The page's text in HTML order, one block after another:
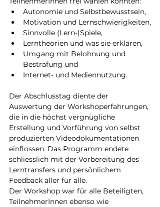
Autonomie und Selbstbewusstsein,
Motivation und Lernschwierigkeiten,
Sinnvolle (Lern-)Spiele,
Lerntheorien und was sie erklären,
Umgang mit Belohnung und
Bestrafung und
Internet- und Mediennutzung.
Der Abschlusstag diente der
Auswertung der Workshoperfahrungen,
die in die höchst vergnügliche
Erstellung und Vorführung von selbst
produzierten Videodokumentationen
einflossen. Das Programm endete
schliesslich mit der Vorbereitung des
Lerntransfers und persönlichem
Feedback aller für alle.
Der Workshop war für alle Beteiligten,
TeilnehmerInnen ebenso wie